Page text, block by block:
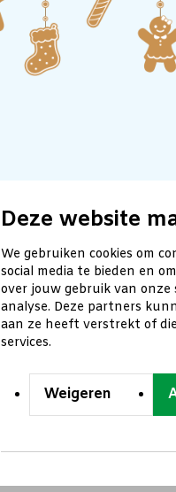
Deze website
We gebruiken cookies om
social media te bieden en
over jouw gebruik van
analyse. Deze partners
aan ze heeft verstrekt of
services.
Weigeren